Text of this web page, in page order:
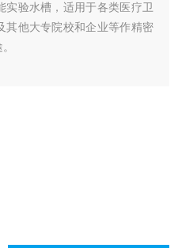
实验水槽，适用于各类医疗卫
其他大专院校和企业等作精密